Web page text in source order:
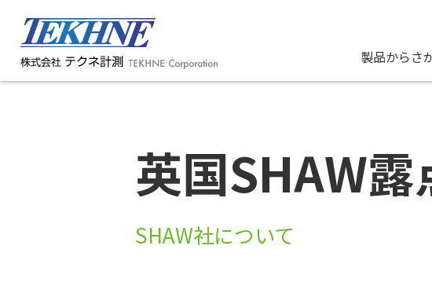
製品からさ
英国SHAW露
SHAW社について